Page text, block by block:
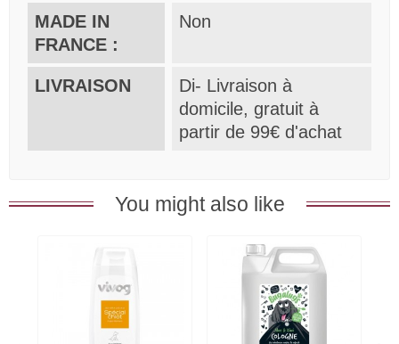
MADE IN
FRANCE :
Non
LIVRAISON
Di- Livraison à
domicile, gratuit à
partir de 99€ d'achat
You might also like